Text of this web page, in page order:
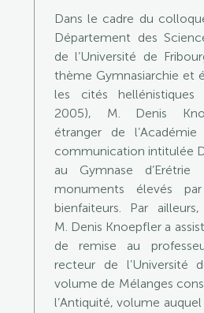
Dans le cadre du
Département des
de l’Université de
thème Gymnasiarchie et
les cités hellénistiques
2005), M. Denis
étranger de
communication intitulée
au Gymnase
monuments élevés
bienfaiteurs. Par
M. Denis Knoepfler a
de remise au
recteur de l’Université
volume de Mélanges
l’Antiquité, volume